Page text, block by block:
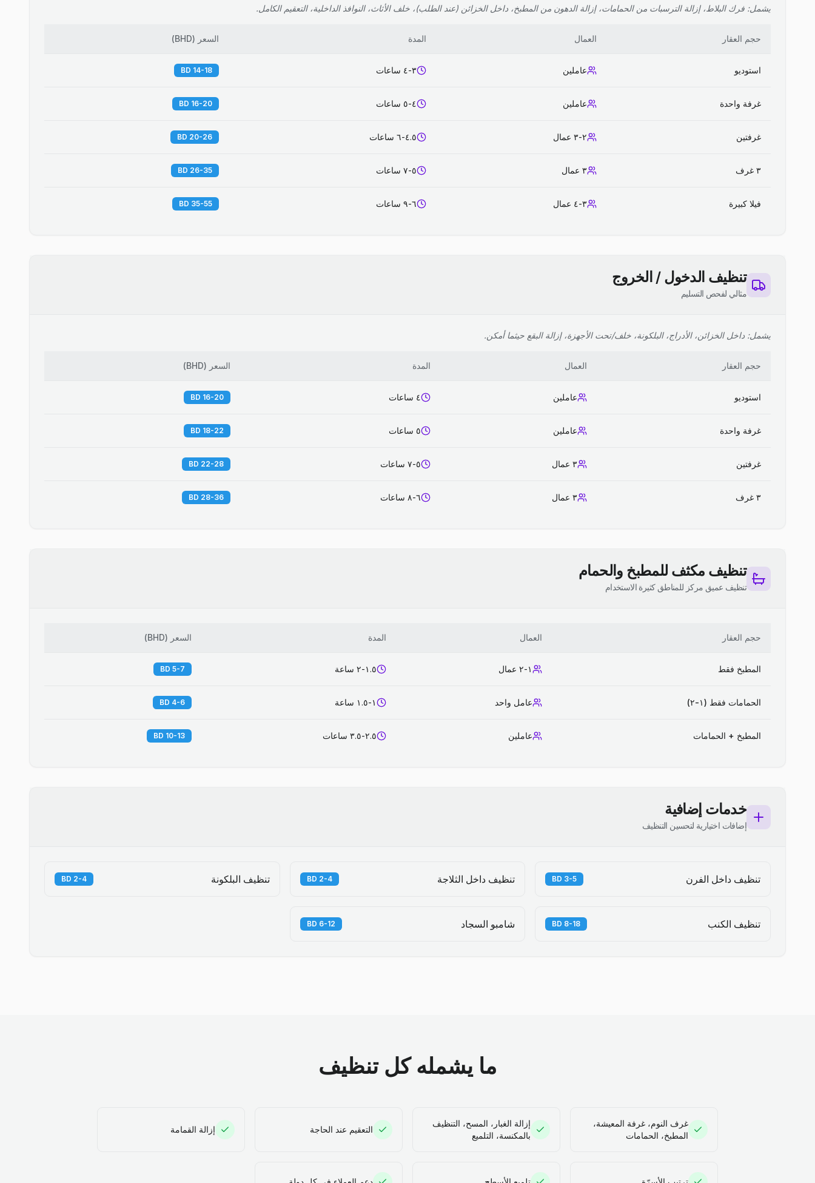
يشمل: فرك البلاط، إزالة الترسبات من الحمامات، إزالة الدهون من المطبخ، داخل الخزائن (عند الطلب)، خلف الأثاث، النوافذ الداخلية، التعقيم الكامل.
حجم العقار العمال المدة السعر (
BHD
)
استوديو عاملين ٣-٤ ساعات 14-18 BD
غرفة واحدة عاملين ٤-٥ ساعات 16-20 BD
غرفتين ٢-٣ عمال ٤.٥-٦ ساعات 20-26 BD
٣ غرف ٣ عمال ٥-٧ ساعات 26-35 BD
فيلا كبيرة ٣-٤ عمال ٦-٩ ساعات 35-55 BD
تنظيف الدخول / الخروج
مثالي لفحص التسليم
يشمل: داخل الخزائن، الأدراج، البلكونة، خلف/تحت الأجهزة، إزالة البقع حيثما أمكن.
حجم العقار العمال المدة السعر (
BHD
)
استوديو عاملين ٤ ساعات 16-20 BD
غرفة واحدة عاملين ٥ ساعات 18-22 BD
غرفتين ٣ عمال ٥-٧ ساعات 22-28 BD
٣ غرف ٣ عمال ٦-٨ ساعات 28-36 BD
تنظيف مكثف للمطبخ والحمام
تنظيف عميق مركز للمناطق كثيرة الاستخدام
حجم العقار العمال المدة السعر (
BHD
)
المطبخ فقط ١-٢ عمال ١.٥-٢ ساعة 5-7 BD
الحمامات فقط (١-٢) عامل واحد ١-١.٥ ساعة 4-6 BD
المطبخ + الحمامات عاملين ٢.٥-٣.٥ ساعات 10-13 BD
خدمات إضافية
إضافات اختيارية لتحسين التنظيف
تنظيف داخل الفرن 3-5 BD تنظيف داخل الثلاجة 2-4 BD تنظيف البلكونة 2-4 BD
تنظيف الكنب 8-18 BD شامبو السجاد 6-12 BD
ما يشمله كل تنظيف
غرف النوم، غرفة المعيشة،
المطبخ، الحمامات
إزالة الغبار، المسح، التنظيف
بالمكنسة، التلميع
التعقيم عند الحاجة إزالة القمامة